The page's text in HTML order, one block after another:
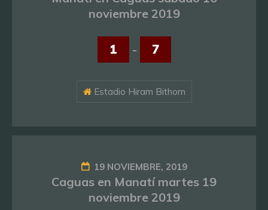
noviembre 2019
1 - 7
Estadio Hiram Bithorn
19 NOVIEMBRE, 2019
Caguas en Manatí martes 19
noviembre 2019